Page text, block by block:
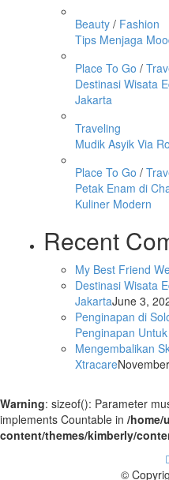
Beauty / Fashion
Tips Menjaga
Place To Go /
Destinasi Wisata
Jakarta
Traveling
Mudik Asyik Via
Place To Go /
Petak Enam di
Kuliner Modern
Recent
My Best Friend
Destinasi Wisata
JakartaJune 3,
Penginapan di
Penginapan
Mengembalikan
Xtracare
Warning: sizeof(): Parameter
implements Countable in /home/
content/themes/kimberly/
©